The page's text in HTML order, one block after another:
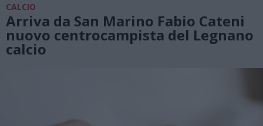
CALCIO
Arriva da San Marino Fabio Cateni
nuovo centrocampista del Legnano
calcio